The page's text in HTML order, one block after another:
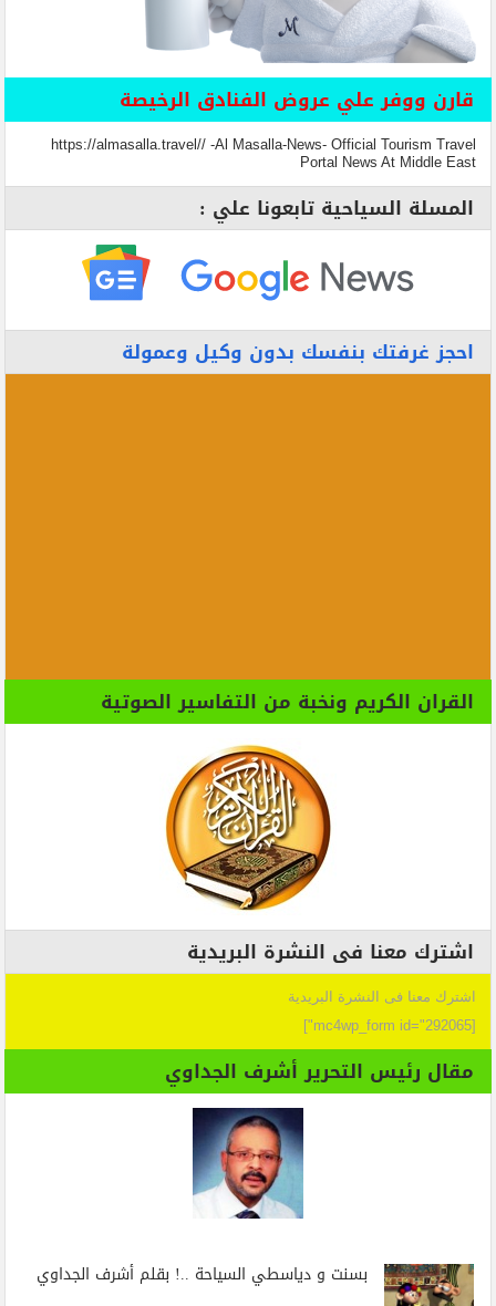
قارن ووفر علي عروض الفنادق الرخيصة
https://almasalla.travel// -Al Masalla-News- Official Tourism Travel
Portal News At Middle East
المسلة السياحية تابعونا علي :
احجز غرفتك بنفسك بدون وكيل وعمولة
القران الكريم ونخبة من التفاسير الصوتية
اشترك معنا فى النشرة البريدية
اشترك معنا فى النشرة البريدية
[mc4wp_form id="292065"]
مقال رئيس التحرير أشرف الجداوي
بسنت و دياسطي السياحة ..! بقلم أشرف الجداوي